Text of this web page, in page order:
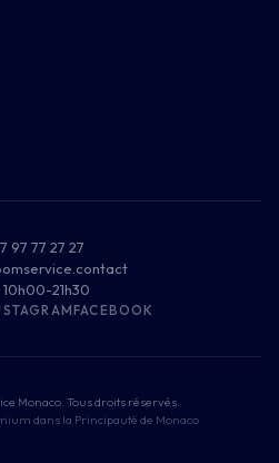
97 77 27 27
10h00-21h30
FACEBOOK
Monaco. Tous droits réservés.
dans la Principauté de Monaco